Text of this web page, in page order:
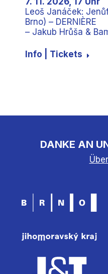
Leoš Janáček:
Brno) – DERNIÈRE
– Jakub Hrůša &
Info | Tickets
DANKE AN